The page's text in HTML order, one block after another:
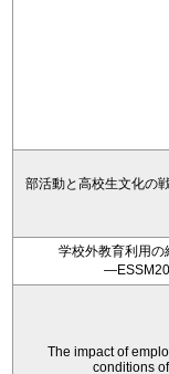
部活動と高校生文化の
学校外教育利用
The impact of
conditions